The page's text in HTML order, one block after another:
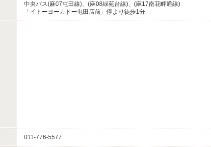
中央バス(麻07屯田線)、(麻08緑苑台線)、(麻17南花畔通線)
「イトーヨーカドー屯田店前」停より徒歩1分
011-776-5577